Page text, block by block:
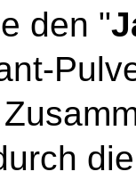
den "